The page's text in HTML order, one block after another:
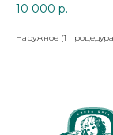
10 000 р.
Наружное (1